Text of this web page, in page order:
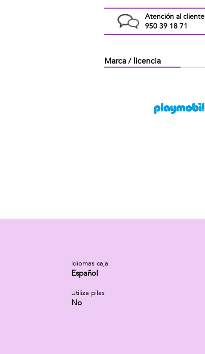
Atención al cliente
950 39 18 71
Marca / licencia
Idiomas caja
Español
Utiliza pilas
No